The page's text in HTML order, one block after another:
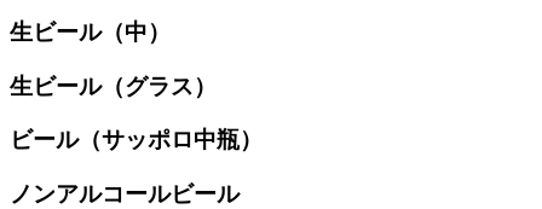
生ビール（中）
生ビール（グラス）
ビール（サッポロ中瓶）
ノンアルコールビール